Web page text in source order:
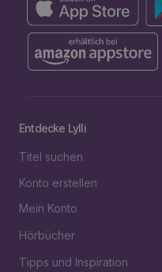
Entdecke Lylli
Titel suchen
Konto erstellen
Mein Konto
Hörbücher
Tipps und Inspiration